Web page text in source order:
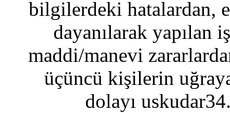
bilgilerdeki hatalardan,
dayanılarak yapılan
maddi/manevi
üçüncü kişilerin
dolayı